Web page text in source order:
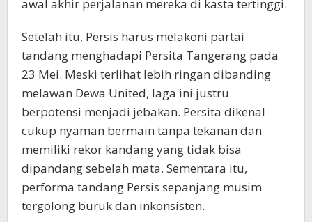
awal akhir perjalanan mereka di kasta tertinggi.
Setelah itu, Persis harus melakoni partai
tandang menghadapi Persita Tangerang pada
23 Mei. Meski terlihat lebih ringan dibanding
melawan Dewa United, laga ini justru
berpotensi menjadi jebakan. Persita dikenal
cukup nyaman bermain tanpa tekanan dan
memiliki rekor kandang yang tidak bisa
dipandang sebelah mata. Sementara itu,
performa tandang Persis sepanjang musim
tergolong buruk dan inkonsisten.